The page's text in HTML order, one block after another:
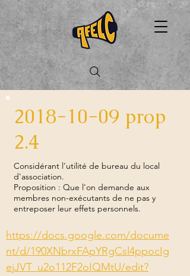
2018-10-09 prop
2.4
Considérant l'utilité de bureau du local
d'association.
Proposition : Que l'on demande aux
membres non-exécutants de ne pas y
entreposer leur effets personnels.
https://docs.google.com/docume
nt/d/190XNbrxFApYRgCsl4ppocIg
ejJVT_u2o112F2oIQMtU/edit?